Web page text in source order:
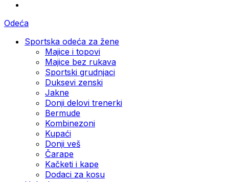
Odeća
Sportska odeća za žene
Majice i topovi
Majice bez rukava
Sportski grudnjaci
Duksevi zenski
Jakne
Donji delovi trenerki
Bermude
Kombinezoni
Kupaći
Donji veš
Čarape
Kačketi i kape
Dodaci za kosu